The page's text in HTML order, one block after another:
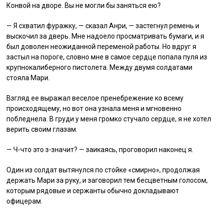
Конвой на дворе. Вы не могли бы заняться ею?
— Я схватил фуражку, — сказал Анри, — застегнул ремень и
выскочил за дверь. Мне надоело просматривать бумаги, и я
был доволен неожиданной переменой работы. Но вдруг я
застыл на пороге, словно мне в самое сердце попала пуля из
крупнокалиберного пистолета. Между двумя солдатами
стояла Мари.
Взгляд ее выражал веселое пренебрежение ко всему
происходящему, но вот она узнала меня и мгновенно
побледнела. В груди у меня громко стучало сердце, я не хотел
верить своим глазам.
— Ч-что это з-значит? — заикаясь, проговорил наконец я.
Один из солдат вытянулся по стойке «смирно», продолжая
держать Мари за руку, и заговорил тем бесцветным голосом,
которым рядовые и сержанты обычно докладывают
офицерам.